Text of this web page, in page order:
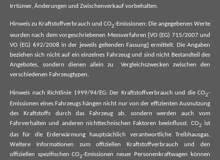
Irrtümer, Änderungen und Zwischenverkauf vorbehalten.
Hinweis zu Kraftstoffverbrauch und CO2-Emissionen: Die angegebenen Werte
wurden nach dem vorgeschriebenen Messverfahren [VO (EG) 715/2007 und
VO (EG) 692/2008 in der jeweils geltenden Fassung] ermittelt. Die Angaben
beziehen sich nicht auf ein einzelnes Fahrzeug und sind nicht Bestandteil des
Angebotes, sondern dienen allein zu Vergleichszwecken zwischen den
verschiedenen Fahrzeugtypen.
Hinweis nach Richtlinie 1999/94/EG: Der Kraftstoffverbrauch und die CO2-
Emissionen eines Fahrzeugs hängen nicht nur von der effizienten Ausnutzung
des Kraftstoffs durch das Fahrzeug ab, sondern werden auch vom
Fahrverhalten und anderen nichttechnischen Faktoren beeinflusst. CO2
ist
das für die Erderwärmung hauptsächlich verantwortliche Treibhausgas.
Weitere Informationen zum offiziellen Kraftstoffverbrauch und den
offiziellen spezifischen CO2-Emissionen neuer Personenkraftwagen können